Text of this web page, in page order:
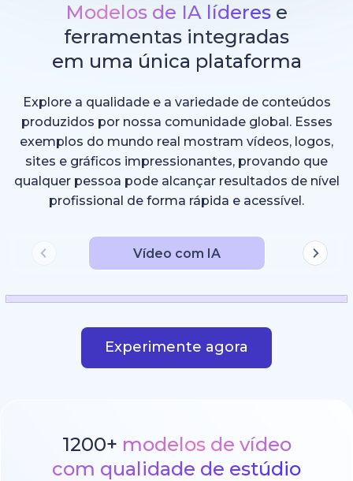
Modelos de IA líderes e
ferramentas integradas
em uma única plataforma
Explore a qualidade e a variedade de conteúdos
produzidos por nossa comunidade global. Esses
exemplos do mundo real mostram vídeos, logos,
sites e gráficos impressionantes, provando que
qualquer pessoa pode alcançar resultados de nível
profissional de forma rápida e acessível.
Vídeo com IA
Experimente agora
1200+ modelos de vídeo
com qualidade de estúdio